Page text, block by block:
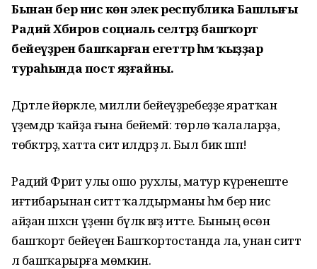
Бынан бер нисә көн элек республика Башлығы
Радий Хәбиров социаль селтәрҙә башҡорт
бейеүҙәрен башҡарған егеттәр һәм ҡыҙҙар
тураһында пост яҙғайны.
Дәртле йөрәкле, милли бейеүҙәребеҙҙе яратҡан
әүҙемдәр ҡайҙа ғына бейемәй: төрлө ҡалаларҙа,
төбәктәрҙә, хатта сит илдәрҙә лә. Был бик шәп!
Радий Фәрит улы ошо рухлы, матур күренеште
иғтибарынан ситтә ҡалдырманы һәм бер нисә
айҙан шәхсән үҙенән бүләк вәғәҙә итте. Бының өсөн
башҡорт бейеүен Башҡортостанда ла, унан ситтә
лә башҡарырға мөмкин.